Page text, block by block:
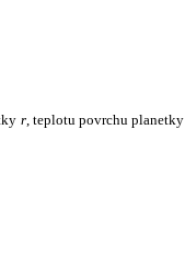
r, teplotu povrchu planetky